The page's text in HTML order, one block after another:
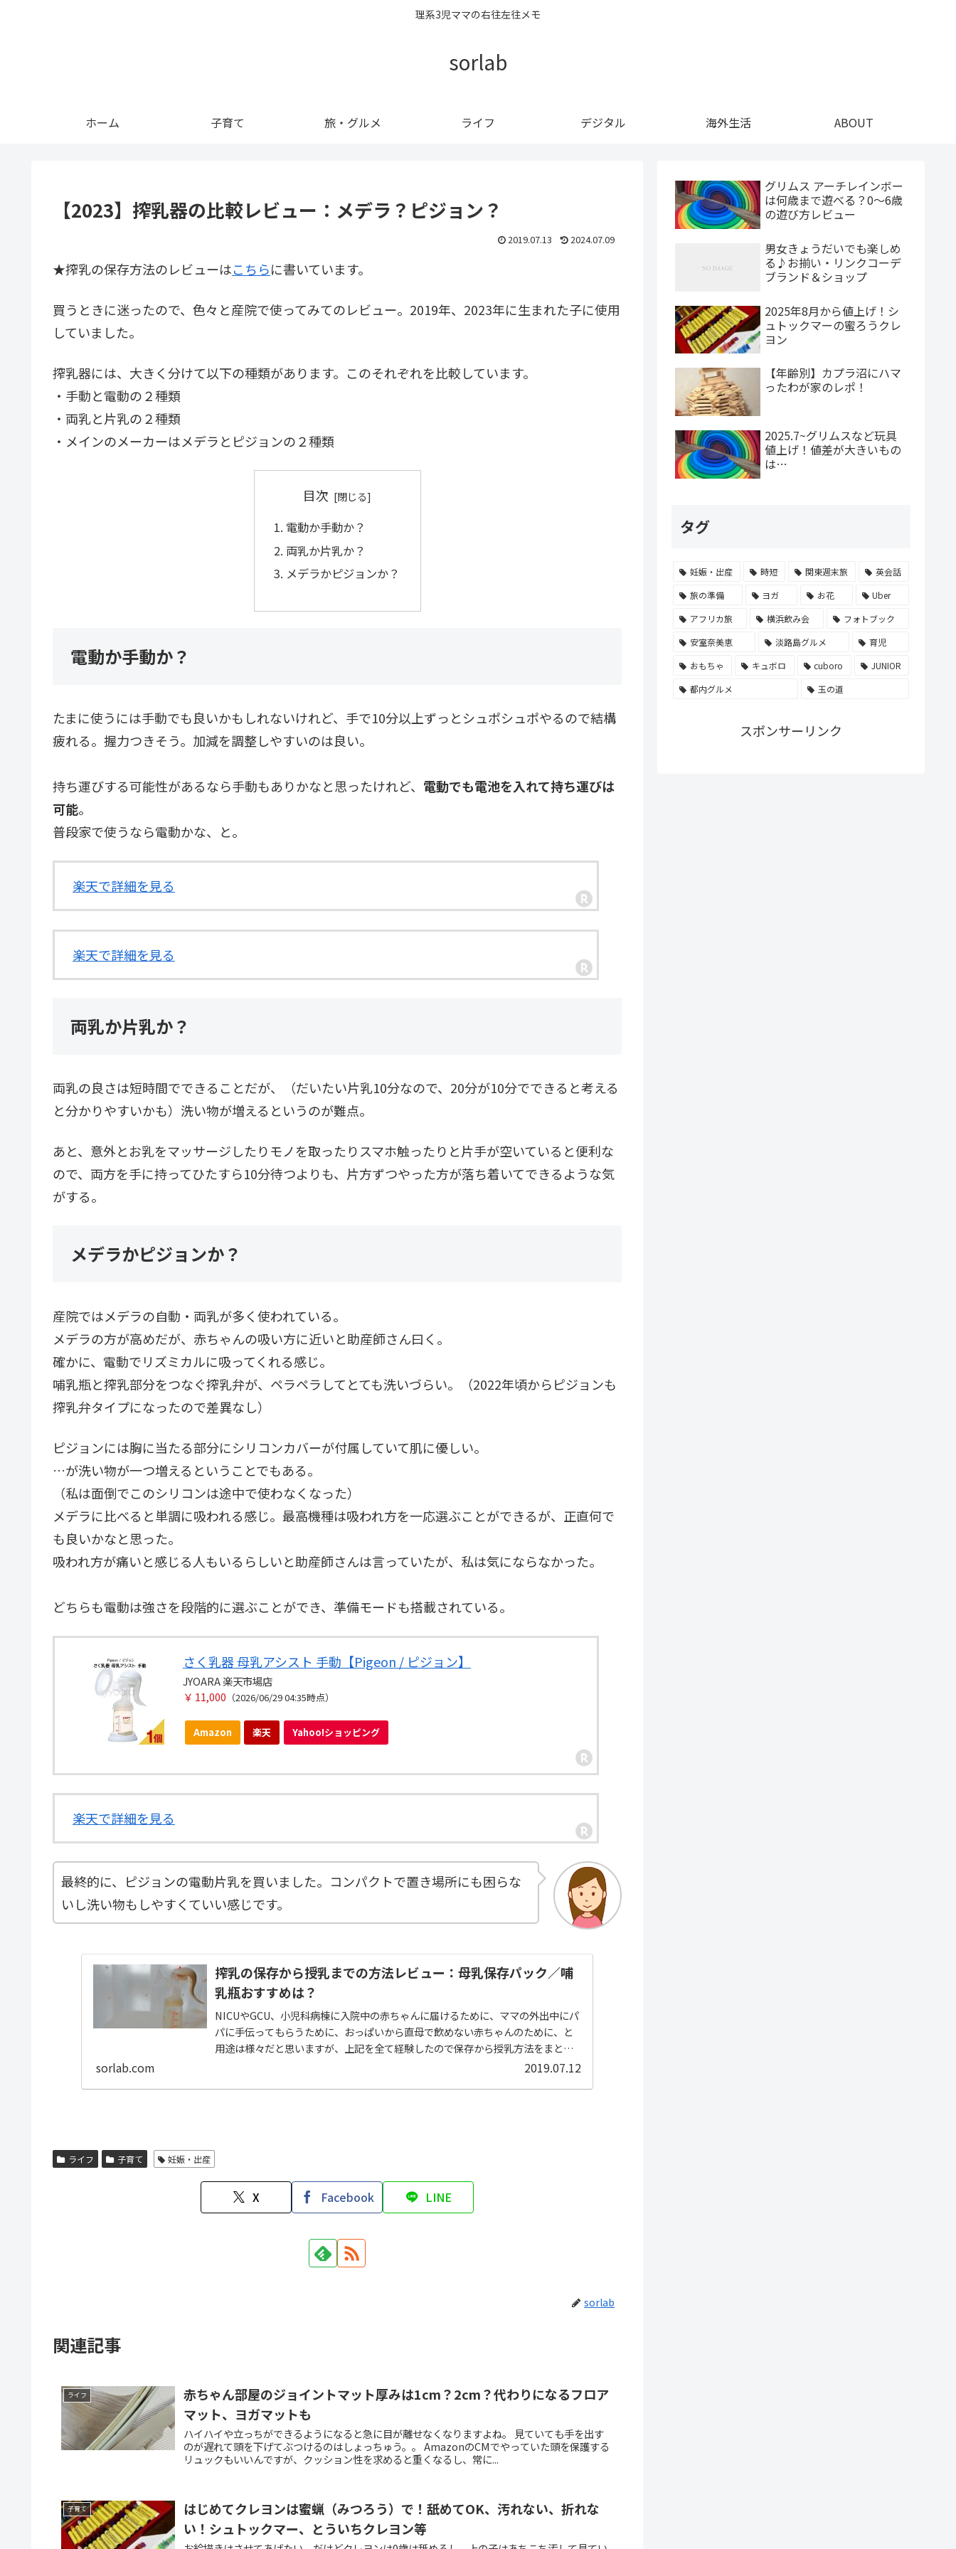
理系3児ママの右往左往メモ
sorlab
ホーム 子育て 旅・グルメ ライフ デジタル 海外生活 ABOUT
【2023】搾乳器の比較レビュー：メデラ？ピジョン？
2019.07.13 2024.07.09
★搾乳の保存方法のレビューはこちらに書いています。
買うときに迷ったので、色々と産院で使ってみてのレビュー。2019年、2023年に生まれた子に使用
していました。
搾乳器には、大きく分けて以下の種類があります。このそれぞれを比較しています。
・手動と電動の２種類
・両乳と片乳の２種類
・メインのメーカーはメデラとピジョンの２種類
目次
電動か手動か？
両乳か片乳か？
メデラかピジョンか？
電動か手動か？
たまに使うには手動でも良いかもしれないけれど、手で10分以上ずっとシュポシュポやるので結構
疲れる。握力つきそう。加減を調整しやすいのは良い。
持ち運びする可能性があるなら手動もありかなと思ったけれど、 電動でも電池を入れて持ち運びは
可能。
普段家で使うなら電動かな、と。
楽天で詳細を見る
楽天で詳細を見る
両乳か片乳か？
両乳の良さは短時間でできることだが、（だいたい片乳10分なので、20分が10分でできると考える
と分かりやすいかも）洗い物が増えるというのが難点。
あと、意外とお乳をマッサージしたりモノを取ったりスマホ触ったりと片手が空いていると便利な
ので、両方を手に持ってひたすら10分待つよりも、片方ずつやった方が落ち着いてできるような気
がする。
メデラかピジョンか？
産院ではメデラの自動・両乳が多く使われている。
メデラの方が高めだが、赤ちゃんの吸い方に近いと助産師さん曰く。
確かに、電動でリズミカルに吸ってくれる感じ。
哺乳瓶と搾乳部分をつなぐ搾乳弁が、ペラペラしてとても洗いづらい。（2022年頃からピジョンも
搾乳弁タイプになったので差異なし）
ピジョンには胸に当たる部分にシリコンカバーが付属していて肌に優しい。
…が洗い物が一つ増えるということでもある。
（私は面倒でこのシリコンは途中で使わなくなった）
メデラに比べると単調に吸われる感じ。最高機種は吸われ方を一応選ぶことができるが、正直何で
も良いかなと思った。
吸われ方が痛いと感じる人もいるらしいと助産師さんは言っていたが、私は気にならなかった。
どちらも電動は強さを段階的に選ぶことができ、準備モードも搭載されている。
さく乳器 母乳アシスト 手動【Pigeon / ピジョン】
JYOARA 楽天市場店
￥ 11,000 （2026/06/29 04:35時点）
Amazon 楽天 Yahoo!ショッピング
楽天で詳細を見る
最終的に、ピジョンの電動片乳を買いました。コンパクトで置き場所にも困らな
いし洗い物もしやすくていい感じです。
搾乳の保存から授乳までの方法レビュー：母乳保存パック／哺
乳瓶おすすめは？
NICUやGCU、小児科病棟に入院中の赤ちゃんに届けるために、ママの外出中にパ
パに手伝ってもらうために、おっぱいから直母で飲めない赤ちゃんのために、と
用途は様々だと思いますが、上記を全て経験したので保存から授乳方法をまとめ
sorlab.com 2019.07.12
ライフ 子育て 妊娠・出産
X Facebook LINE
sorlab
関連記事
ライフ
赤ちゃん部屋のジョイントマット厚みは1cm？2cm？代わりになるフロア
マット、ヨガマットも
ハイハイや立っちができるようになると急に目が離せなくなりますよね。 見ていても手を出す
のが遅れて頭を下げてぶつけるのはしょっちゅう。。 AmazonのCMでやっていた頭を保護する
リュックもいいんですが、クッション性を求めると重くなるし、常に...
子育て
はじめてクレヨンは蜜蝋（みつろう）で！舐めてOK、汚れない、折れな
い！シュトックマー、とういちクレヨン等
グリムス アーチレインボー
は何歳まで遊べる？0〜6歳
の遊び方レビュー
男女きょうだいでも楽しめ
る♪お揃い・リンクコーデ
ブランド＆ショップ
2025年8月から値上げ！シ
ュトックマーの蜜ろうクレ
ヨン
【年齢別】カプラ沼にハマ
ったわが家のレポ！
2025.7~グリムスなど玩具
値上げ！値差が大きいもの
は…
タグ
妊娠・出産 時短 関東週末旅
英会話
旅の準備
ヨガ お花
Uber
アフリカ旅
横浜飲み会
フォトブック
安室奈美恵
淡路島グルメ
育児
おもちゃ
キュボロ cuboro
JUNIOR
都内グルメ
玉の道
スポンサーリンク